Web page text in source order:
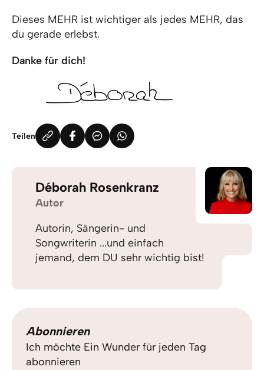
Dieses MEHR ist wichtiger als jedes MEHR, das
du gerade erlebst.
Danke für dich!
Teilen
Déborah Rosenkranz
Autor
Autorin, Sängerin- und
Songwriterin ...und einfach
jemand, dem DU sehr wichtig bist!
Abonnieren
Ich möchte Ein Wunder für jeden Tag
abonnieren